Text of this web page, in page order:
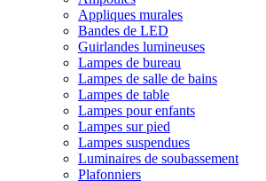
Appliques murales
Bandes de LED
Guirlandes lumineuses
Lampes de bureau
Lampes de salle de bains
Lampes de table
Lampes pour enfants
Lampes sur pied
Lampes suspendues
Luminaires de soubassement
Plafonniers